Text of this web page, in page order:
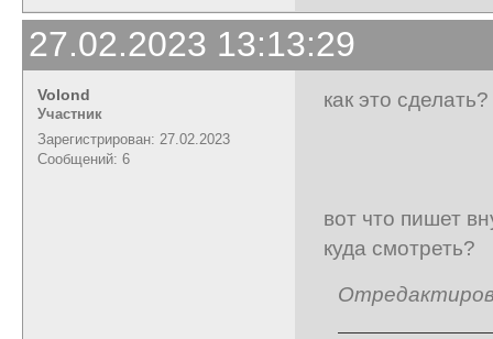
27.02.2023 13:13:29
Volond
Участник
Зарегистрирован: 27.02.2023
Сообщений: 6
как это сделать?
вот что пишет
куда смотреть?